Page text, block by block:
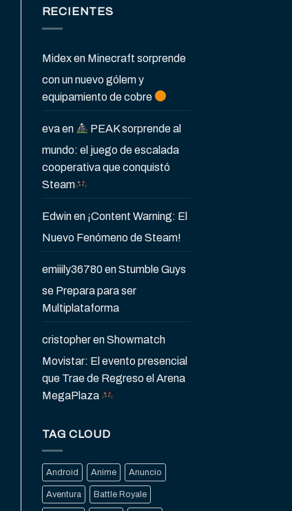
RECIENTES
Midexen Minecraft sorprende
con un nuevo gólem y
equipamiento de cobre
evaen
PEAK sorprende al
mundo: el juego de escalada
cooperativa que conquistó
Steam
Edwinen ¡Content Warning: El
Nuevo Fenómeno de Steam!
emiiily36780enStumble Guys
se Prepara para ser
Multiplataforma
cristopherenShowmatch
Movistar: El evento presencial
que Trae de Regreso el Arena
MegaPlaza
TAG CLOUD
Android Anime Anuncio
Aventura Battle Royale